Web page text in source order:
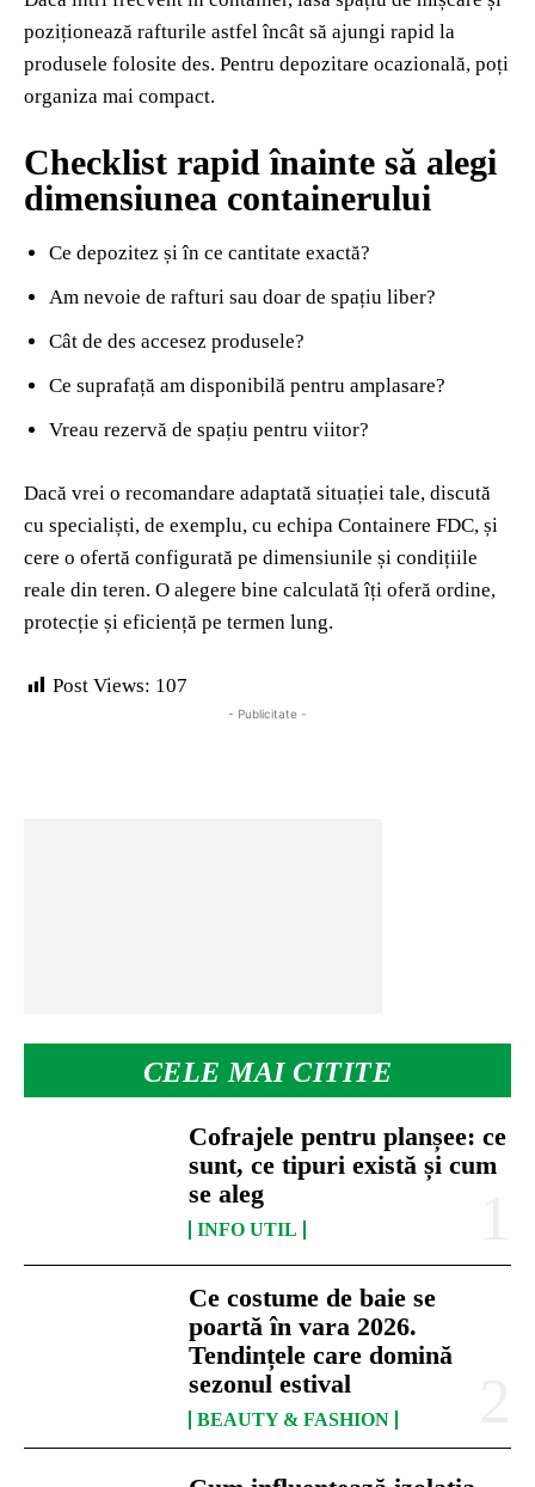
CELE MAI CITITE
Cofrajele pentru planșee: ce
sunt, ce tipuri există și cum
se aleg
INFO UTIL
Ce costume de baie se
poartă în vara 2026.
Tendințele care domină
sezonul estival
BEAUTY & FASHION
poziționează rafturile astfel încât să ajungi rapid la
produsele folosite des. Pentru depozitare ocazională, poți
organiza mai compact.
Checklist rapid înainte să alegi
dimensiunea containerului
Ce depozitez și în ce cantitate exactă?
Am nevoie de rafturi sau doar de spațiu liber?
Cât de des accesez produsele?
Ce suprafață am disponibilă pentru amplasare?
Vreau rezervă de spațiu pentru viitor?
Dacă vrei o recomandare adaptată situației tale, discută
cu specialiști, de exemplu, cu echipa Containere FDC, și
cere o ofertă configurată pe dimensiunile și condițiile
reale din teren. O alegere bine calculată îți oferă ordine,
protecție și eficiență pe termen lung.
Post Views: 107
- Publicitate -